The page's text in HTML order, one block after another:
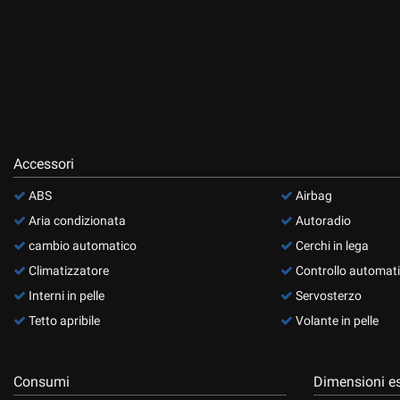
Accessori
ABS
Aria condizionata
cambio automatico
Climatizzatore
Interni in pelle
Tetto apribile
Airbag
Autoradio
Cerchi in lega
Controllo
Servosterzo
Volante in pelle
Consumi Dimensioni
policy.
Puoi
rivedere
e
le
tue
in
qualsiasi